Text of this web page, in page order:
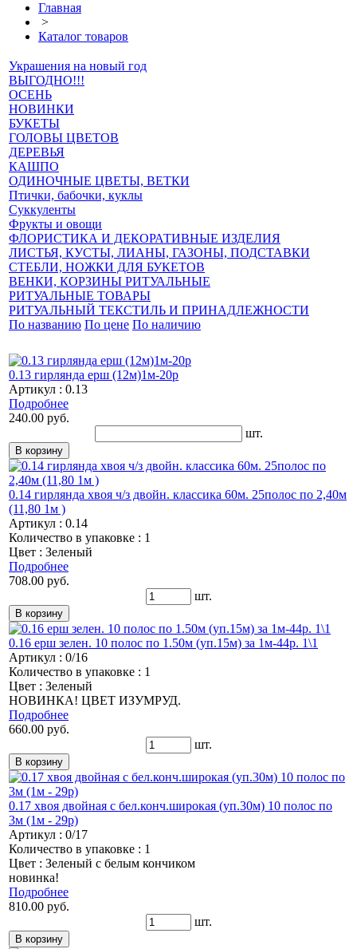
Главная
>
Каталог товаров
Украшения на новый год
ВЫГОДНО!!!
ОСЕНЬ
НОВИНКИ
БУКЕТЫ
ГОЛОВЫ ЦВЕТОВ
ДЕРЕВЬЯ
КАШПО
ОДИНОЧНЫЕ ЦВЕТЫ, ВЕТКИ
Птички, бабочки, куклы
Суккуленты
Фрукты и овощи
ФЛОРИСТИКА И ДЕКОРАТИВНЫЕ ИЗДЕЛИЯ
ЛИСТЬЯ, КУСТЫ, ЛИАНЫ, ГАЗОНЫ, ПОДСТАВКИ
СТЕБЛИ, НОЖКИ ДЛЯ БУКЕТОВ
ВЕНКИ, КОРЗИНЫ РИТУАЛЬНЫЕ
РИТУАЛЬНЫЕ ТОВАРЫ
РИТУАЛЬНЫЙ ТЕКСТИЛЬ И ПРИНАДЛЕЖНОСТИ
По названию По цене По наличию
0.13 гирлянда ерш (12м)1м-20р
Артикул : 0.13
Подробнее
240.00 руб.
шт.
0.14 гирлянда хвоя ч/з двойн. классика 60м. 25полос по 2,40м
(11,80 1м )
Артикул : 0.14
Количество в упаковке : 1
Цвет : Зеленый
Подробнее
708.00 руб.
шт.
0.16 ерш зелен. 10 полос по 1.50м (уп.15м) за 1м-44р. 1\1
Артикул : 0/16
Количество в упаковке : 1
Цвет : Зеленый
НОВИНКА! ЦВЕТ ИЗУМРУД.
Подробнее
660.00 руб.
шт.
0.17 хвоя двойная с бел.конч.широкая (уп.30м) 10 полос по
3м (1м - 29р)
Артикул : 0/17
Количество в упаковке : 1
Цвет : Зеленый с белым кончиком
новинка!
Подробнее
810.00 руб.
шт.